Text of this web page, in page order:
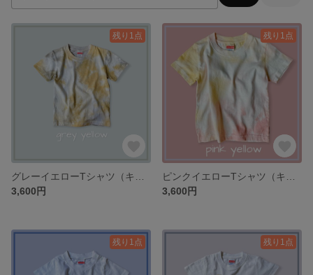
残り1点
3,600円
残り1点
3,600円
残り1点 残り1点